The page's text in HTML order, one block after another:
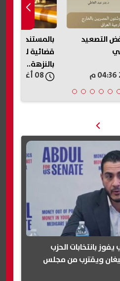
التصعيد
قضائية
بالنزهة..
08 أغسطس, 2026 04:32 م
بانتخابات الحزب
ويقترب من مجلس